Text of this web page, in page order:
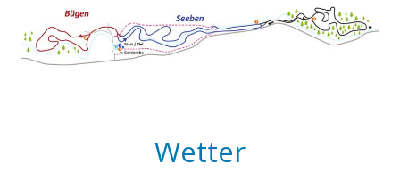
Wetter